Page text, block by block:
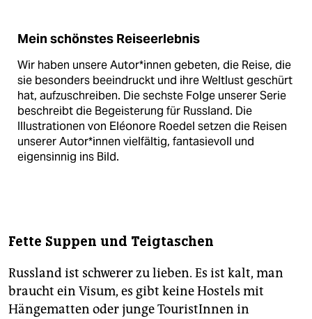
Mein schönstes Reiseerlebnis
Wir haben unsere Autor*innen gebeten, die Reise, die
sie besonders beeindruckt und ihre Weltlust geschürt
hat, ­aufzuschreiben. Die sechste Folge unserer Serie
beschreibt die Begeisterung für Russland. Die
Illustrationen von Eléonore Roedel setzen die Reisen
unserer Autor*innen vielfältig, fantasievoll und
eigensinnig ins Bild.
Fette Suppen und Teigtaschen
Russland ist schwerer zu lieben. Es ist kalt, man
braucht ein Visum, es gibt keine Hostels mit
Hängematten oder junge TouristInnen in